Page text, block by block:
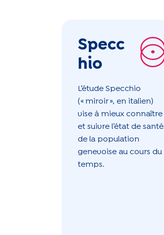
Specc
hio
L’étude Specchio
(« miroir », en italien)
vise à mieux connaître
et suivre l’état de santé
de la population
genevoise au cours du
temps.